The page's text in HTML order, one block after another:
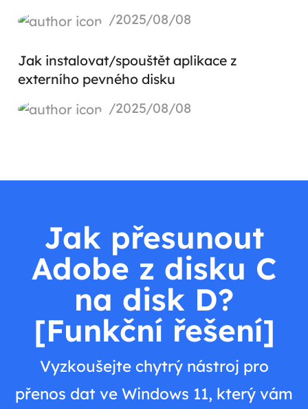
/2025/08/08
Jak instalovat/spouštět aplikace z
externího pevného disku
/2025/08/08
Jak přesunout
Adobe z disku C
na disk D?
[Funkční řešení]
Vyzkoušejte chytrý nástroj pro
přenos dat ve Windows 11, který vám